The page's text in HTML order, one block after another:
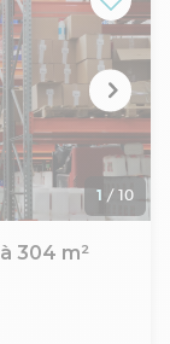
1 / 10
304 m²
de 130 m²